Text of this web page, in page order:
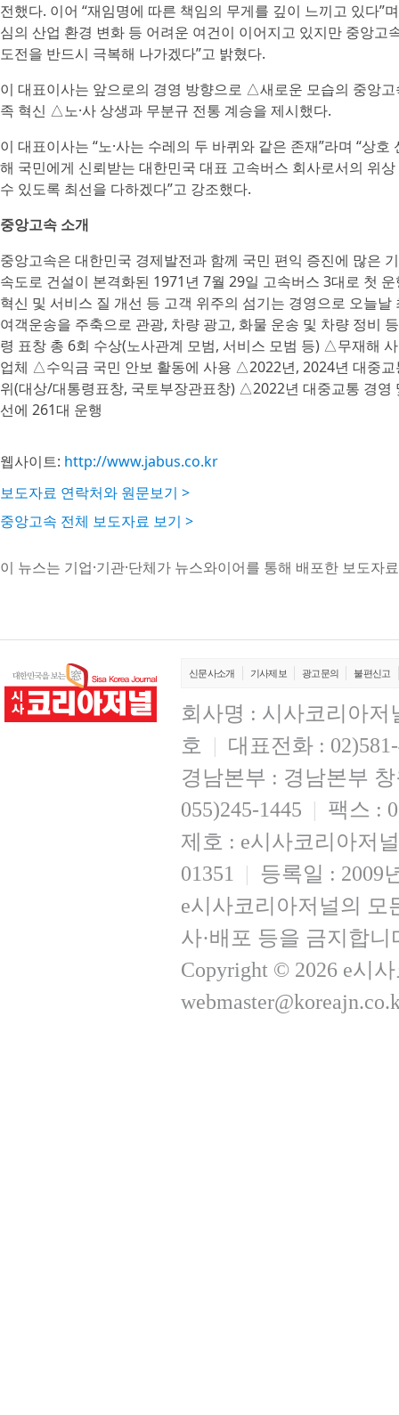
전했다. 이어 “재임명에 따른 책임의 무게를 깊이 느끼고 있다”
심의 산업 환경 변화 등 어려운 여건이 이어지고 있지만 중앙
도전을 반드시 극복해 나가겠다”고 밝혔다.
이 대표이사는 앞으로의 경영 방향으로 △새로운 모습의 중앙
족 혁신 △노·사 상생과 무분규 전통 계승을 제시했다.
이 대표이사는 “노·사는 수레의 두 바퀴와 같은 존재”라며 “상
해 국민에게 신뢰받는 대한민국 대표 고속버스 회사로서의 위
수 있도록 최선을 다하겠다”고 강조했다.
중앙고속 소개
중앙고속은 대한민국 경제발전과 함께 국민 편익 증진에 많은
속도로 건설이 본격화된 1971년 7월 29일 고속버스 3대로 첫
혁신 및 서비스 질 개선 등 고객 위주의 섬기는 경영으로 오늘
여객운송을 주축으로 관광, 차량 광고, 화물 운송 및 차량 정비
령 표창 총 6회 수상(노사관계 모범, 서비스 모범 등) △무재해
업체 △수익금 국민 안보 활동에 사용 △2022년, 2024년 대중
위(대상/대통령표창, 국토부장관표창) △2022년 대중교통 경
선에 261대 운행
웹사이트: http://www.jabus.co.kr
보도자료 연락처와 원문보기 >
중앙고속 전체 보도자료 보기 >
이 뉴스는 기업·기관·단체가 뉴스와이어를 통해 배포한 보도자